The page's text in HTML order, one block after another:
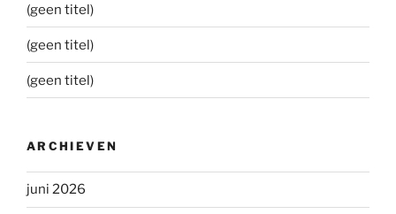
(geen titel)
(geen titel)
(geen titel)
ARCHIEVEN
juni 2026